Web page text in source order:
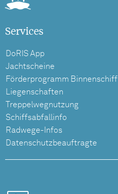
Services
DoRIS App
Jachtscheine
Förderprogramm Binnenschiff
Liegenschaften
Treppelwegnutzung
Schiffsabfallinfo
Radwege-Infos
Datenschutzbeauftragte